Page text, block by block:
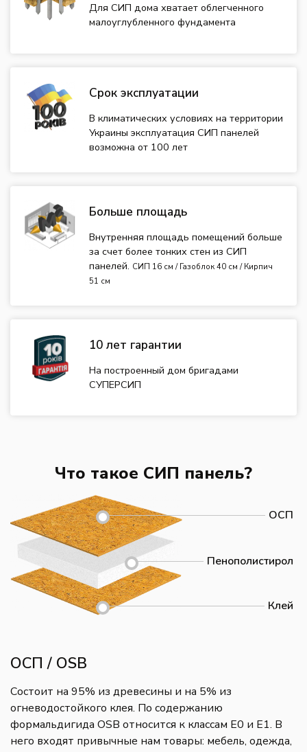
Для СИП дома хватает облегченного
малоуглубленного фундамента
Срок эксплуатации
В климатических условиях на территории
Украины эксплуатация СИП панелей
возможна от 100 лет
Больше площадь
Внутренняя площадь помещений больше
за счет более тонких стен из СИП
панелей. СИП 16 см / Газоблок 40 см / Кирпич
51 см
10 лет гарантии
На построенный дом бригадами
СУПЕРСИП
Что такое СИП панель?
ОСП
Пенополистирол
Клей
ОСП / OSB
Состоит на 95% из древесины и на 5% из
огневодостойкого клея. По содержанию
формальдигида OSB относится к классам E0 и E1. В
него входят привычные нам товары: мебель, одежда,